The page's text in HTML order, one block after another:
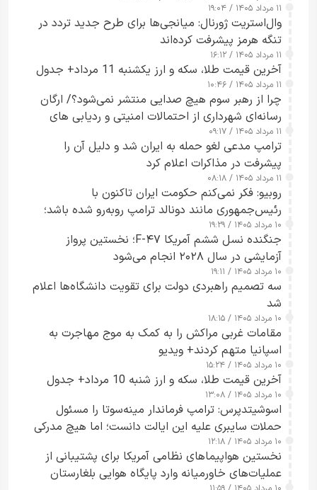
۱۱ مرداد ۱۴۰۵ / ۱۹:۰۴
وال‌استریت ژورنال: میانجی‌ها برای طرح جدید تردد در
تنگه هرمز پیشرفت کرده‌اند
۱۱ مرداد ۱۴۰۵ / ۱۶:۱۲
آخرین قیمت طلا، سکه و ارز یکشنبه 11 مرداد+ جدول
۱۱ مرداد ۱۴۰۵ / ۱۰:۴۶
چرا از رهبر سوم هیچ صدایی منتشر نمی‌شود؟/ ارگان
رسانه‌ای شهرداری از احتمالات امنیتی و ردیابی های
جاسوسی گفت
۱۱ مرداد ۱۴۰۵ / ۰۹:۱۷
ترامپ مدعی لغو حمله به ایران شد و دلیل آن را
پیشرفت در مذاکرات اعلام کرد
۱۱ مرداد ۱۴۰۵ / ۰۸:۱۸
روبیو: فکر نمی‌کنم حکومت ایران تاکنون با
رئیس‌جمهوری مانند دونالد ترامپ روبه‌رو شده باشد؛
کسی که واقعاً دست به اقدام می‌زند
۱۰ مرداد ۱۴۰۵ / ۱۹:۲۹
جنگنده نسل ششم آمریکا F-۴۷؛ نخستین پرواز
آزمایشی در سال ۲۰۲۸ انجام می‌شود
۱۰ مرداد ۱۴۰۵ / ۱۹:۱۱
سه تصمیم راهبردی دولت برای تقویت دانشگاه‌ها اعلام
شد
۱۰ مرداد ۱۴۰۵ / ۱۸:۱۵
مقامات غربی مراکش را به کمک به موج مهاجرت به
اسپانیا متهم کردند+ ویدیو
۱۰ مرداد ۱۴۰۵ / ۱۵:۲۴
آخرین قیمت طلا، سکه و ارز شنبه 10 مرداد+ جدول
۱۰ مرداد ۱۴۰۵ / ۱۳:۰۸
اسوشیتدپرس: ترامپ فرماندار مینه‌سوتا را مسئول
حملات سایبری علیه این ایالت دانست؛ اما هیچ مدرکی
ارائه نکرد
۱۰ مرداد ۱۴۰۵ / ۱۲:۱۸
نخستین هواپیماهای نظامی آمریکا برای پشتیبانی از
عملیات‌های خاورمیانه وارد پایگاه هوایی بلغارستان